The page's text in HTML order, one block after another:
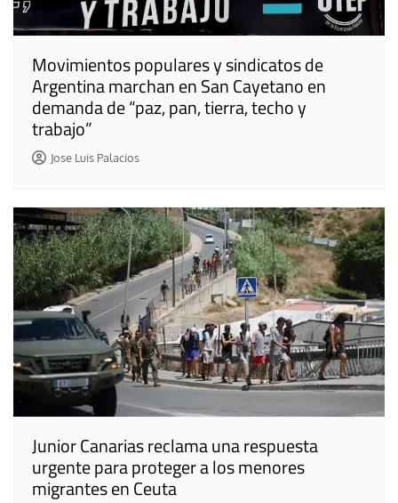
Movimientos populares y sindicatos de
Argentina marchan en San Cayetano en
demanda de “paz, pan, tierra, techo y
trabajo”
Jose Luis Palacios
Junior Canarias reclama una respuesta
urgente para proteger a los menores
migrantes en Ceuta